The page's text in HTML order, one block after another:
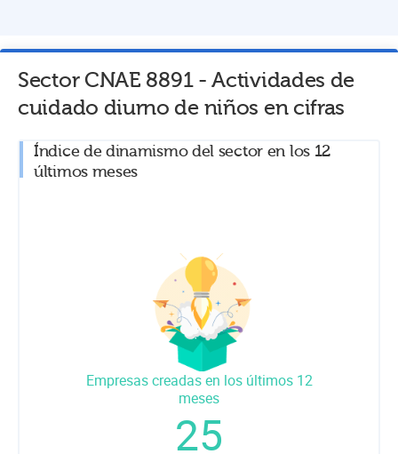
Sector CNAE 8891-Actividades de
cuidado diurno de niños en cifras
Índice de dinamismo del sector en los 12
últimos meses
Empresas creadas en los últimos 12
meses
25